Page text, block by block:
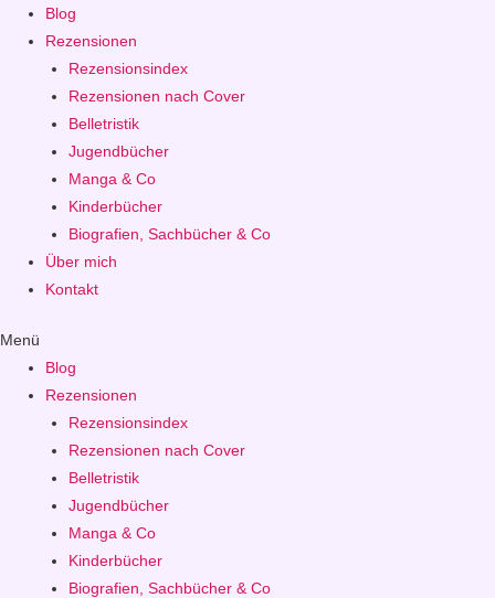
Blog
Rezensionen
Rezensionsindex
Rezensionen nach Cover
Belletristik
Jugendbücher
Manga & Co
Kinderbücher
Biografien, Sachbücher & Co
Über mich
Kontakt
Menü
Blog
Rezensionen
Rezensionsindex
Rezensionen nach Cover
Belletristik
Jugendbücher
Manga & Co
Kinderbücher
Biografien, Sachbücher & Co